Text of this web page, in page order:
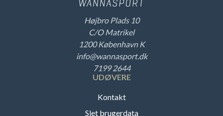
Højbro Plads 10
C/O Matrikel
1200 København K
info@wannasport.dk
7199 2644
UDØVERE
Kontakt
Slet brugerdata